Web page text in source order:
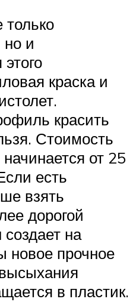
но и
краска и
красить
Стоимость
от 25
есть
взять
дорогой
на
новое прочное
в пластик.